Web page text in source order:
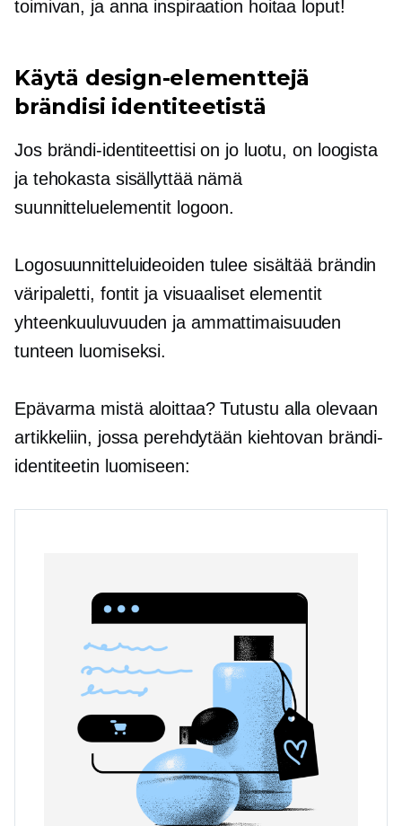
toimivan, ja anna inspiraation hoitaa loput!
Käytä design-elementtejä
brändisi identiteetistä
Jos brändi-identiteettisi on jo luotu, on loogista
ja tehokasta sisällyttää nämä
suunnitteluelementit logoon.
Logosuunnitteluideoiden tulee sisältää brändin
väripaletti, fontit ja visuaaliset elementit
yhteenkuuluvuuden ja ammattimaisuuden
tunteen luomiseksi.
Epävarma mistä aloittaa? Tutustu alla olevaan
artikkeliin, jossa perehdytään kiehtovan brändi-
identiteetin luomiseen: